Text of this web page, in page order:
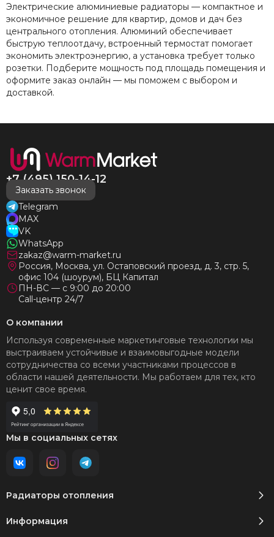
Электрические алюминиевые радиаторы — компактное и
экономичное решение для квартир, домов и дач без
центрального отопления. Алюминий обеспечивает
быструю теплоотдачу, встроенный термостат помогает
экономить электроэнергию, а установка требует только
розетки. Подберите мощность под площадь помещения и
оформите заказ онлайн — мы поможем с выбором и
доставкой.
+7 (495) 150-14-12
Заказать звонок
Telegram
MAX
VK
WhatsApp
zakaz@warm-market.ru
Россия, Москва, ул. Остаповский проезд, д. 3, стр. 5,
офис 104 (шоурум), БЦ Капитал
ПН-ВС — с 9:00 до 20:00
Call-центр 24/7
Радиаторы отопления
Информация
О компании
Используя современные маркетинговые технологии мы
выстраиваем устойчивые и взаимовыгодные модели
сотрудничества со всеми участниками процессов в
области нашей деятельности. Мы работаем для тех, кто
ценит свое время.
Мы в социальных сетях